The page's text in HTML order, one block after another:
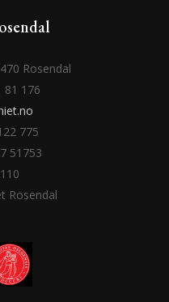
Rosendal
81 176
775
51753
Rosendal